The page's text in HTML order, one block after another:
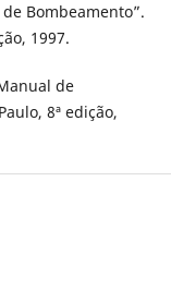
de Bombeamento”.
1997.
de
8ª edição,